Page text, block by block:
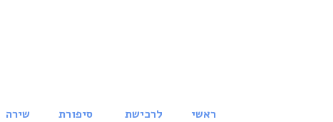
ראשי
לרכישת
סיפורת שירה